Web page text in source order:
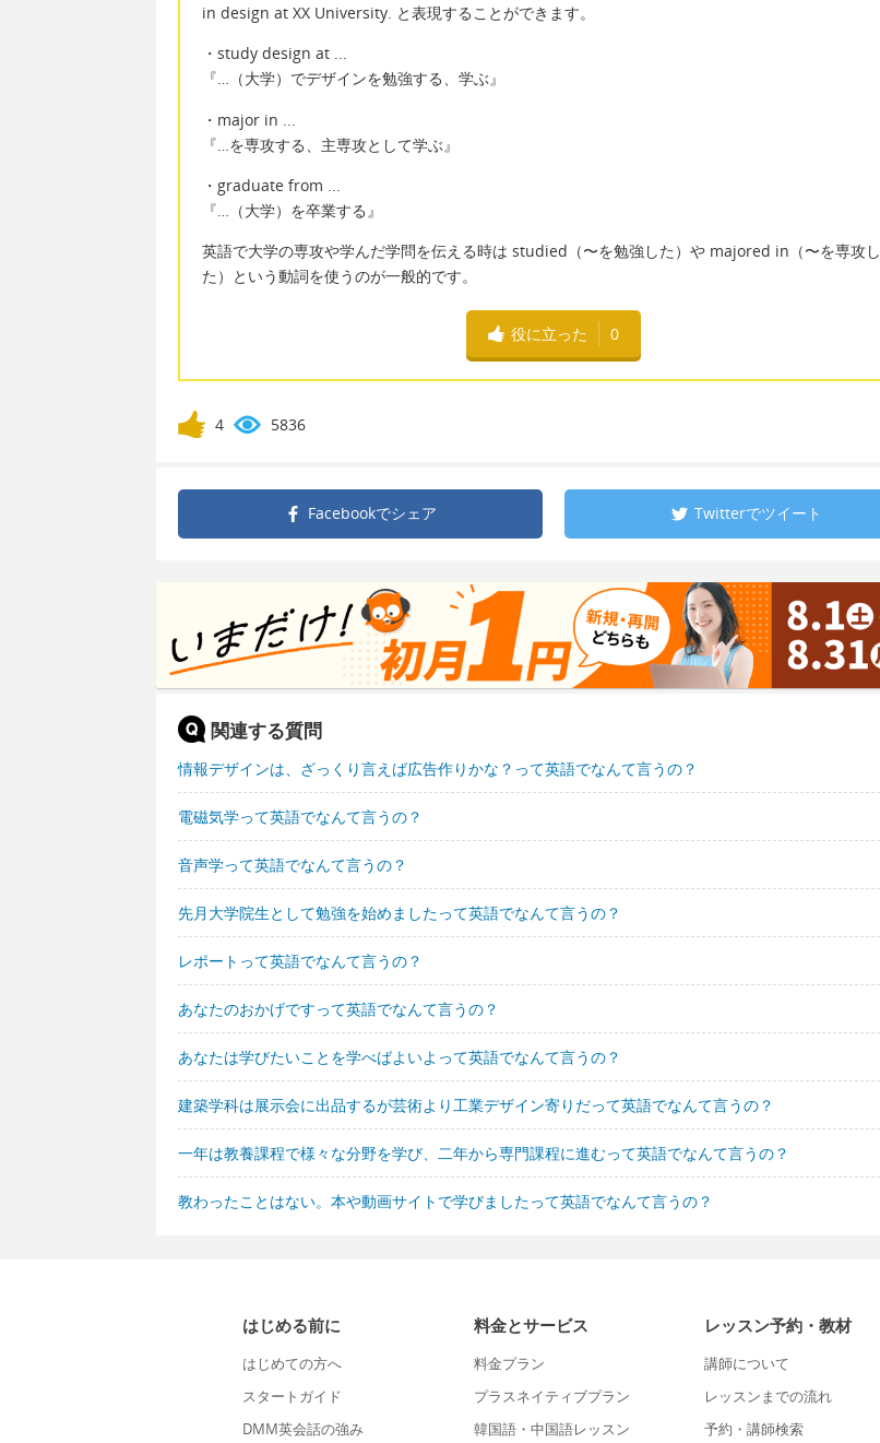
in design at XX University. と表現することができます。
・study design at ...
『…（大学）でデザインを勉強する、学ぶ』
・major in ...
『…を専攻する、主専攻として学ぶ』
・graduate from ...
『…（大学）を卒業する』
英語で大学の専攻や学んだ学問を伝える時は studied（〜を勉強した）や majored in（〜を専攻し
た）という動詞を使うのが一般的です。
役に立った 0
4 5836
Facebookでシェア Twitterでツイート
関連する質問
情報デザインは、ざっくり言えば広告作りかな？って英語でなんて言うの？
電磁気学って英語でなんて言うの？
音声学って英語でなんて言うの？
先月大学院生として勉強を始めましたって英語でなんて言うの？
レポートって英語でなんて言うの？
あなたのおかげですって英語でなんて言うの？
あなたは学びたいことを学べばよいよって英語でなんて言うの？
建築学科は展示会に出品するが芸術より工業デザイン寄りだって英語でなんて言うの？
一年は教養課程で様々な分野を学び、二年から専門課程に進むって英語でなんて言うの？
教わったことはない。本や動画サイトで学びましたって英語でなんて言うの？
はじめる前に
はじめての方へ
スタートガイド
DMM英会話の強み
料金とサービス
料金プラン
プラスネイティブプラン
韓国語・中国語レッスン
レッスン予約・教材
講師について
レッスンまでの流れ
予約・講師検索